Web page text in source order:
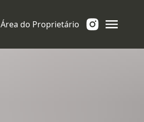
Área do Proprietário